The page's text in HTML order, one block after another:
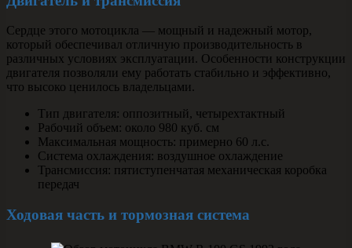
Сердце этого мотоцикла — мощный и надежный мотор,
который обеспечивал отличную производительность в
различных условиях эксплуатации. Особенности конструкции
двигателя позволяли ему работать стабильно и эффективно,
что высоко ценилось владельцами.
Тип двигателя: оппозитный, четырехтактный
Рабочий объем: около 980 куб. см
Максимальная мощность: примерно 60 л.с.
Система охлаждения: воздушное охлаждение
Трансмиссия: пятиступенчатая механическая коробка
передач
Ходовая часть и тормозная система